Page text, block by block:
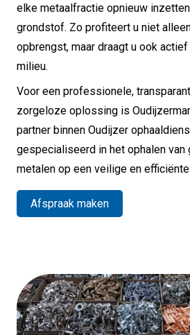
elke metaalfractie opnieuw
grondstof. Zo profiteert u niet
opbrengst, maar draagt u ook
milieu.
Voor een professionele,
zorgeloze oplossing is
partner binnen Oudijzer
gespecialiseerd in het ophalen van
metalen op een veilige en efficiënte
Afspraak maken